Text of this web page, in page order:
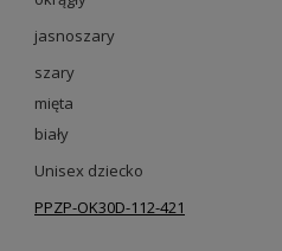
jasnoszary
szary
mięta
biały
Unisex dziecko
PPZP-OK30D-112-421